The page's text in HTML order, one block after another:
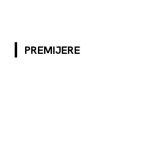
PREMIJERE